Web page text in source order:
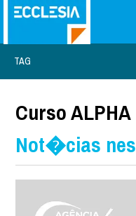
TAG
Curso ALPHA
Not�cias